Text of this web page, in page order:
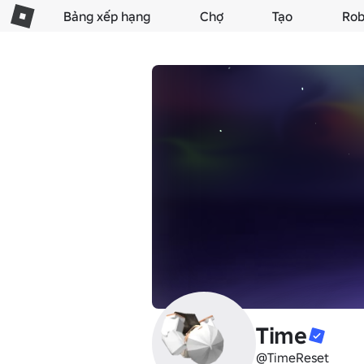
Bảng xếp hạng Chợ Tạo
Time
@TimeReset